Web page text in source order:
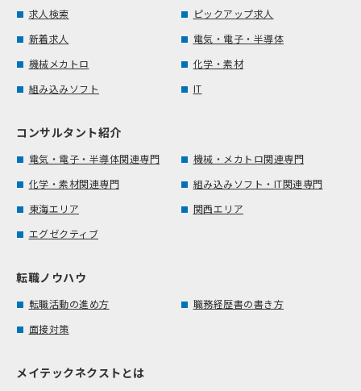
求人検索
ピックアップ求人
新着求人
電気・電子・半導体
機械メカトロ
化学・素材
組み込みソフト
IT
コンサルタント紹介
電気・電子・半導体関連専門
機械・メカトロ関連専門
化学・素材関連専門
組み込みソフト・IT関連専門
東海エリア
関西エリア
エグゼクティブ
転職ノウハウ
転職活動の進め方
職務経歴書の書き方
面接対策
メイテックネクストとは